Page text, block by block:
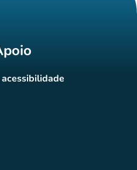
(novo separador)